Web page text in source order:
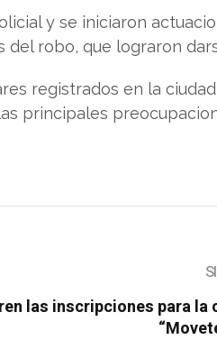
y se iniciaron
robo, que lograron
registrados en la
principales
las inscripciones para la